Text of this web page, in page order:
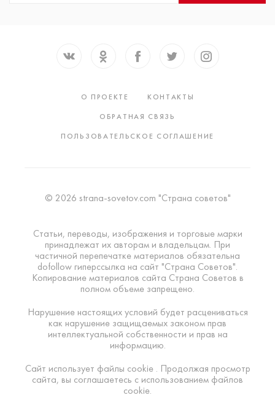
О ПРОЕКТЕ
КОНТАКТЫ
ОБРАТНАЯ СВЯЗЬ
ПОЛЬЗОВАТЕЛЬСКОЕ СОГЛАШЕНИЕ
© 2026 strana-sovetov.com "Страна советов"
Статьи, переводы, изображения и торговые марки
принадлежат их авторам и владельцам. При
частичной перепечатке материалов обязательна
dofollow гиперссылка на сайт "Страна Советов".
Копирование материалов сайта Страна Советов в
полном объеме запрещено.
Нарушение настоящих условий будет расцениваться
как нарушение защищаемых законом прав
интеллектуальной собственности и прав на
информацию.
Сайт использует файлы cookie . Продолжая просмотр
сайта, вы соглашаетесь с использованием файлов
cookie.